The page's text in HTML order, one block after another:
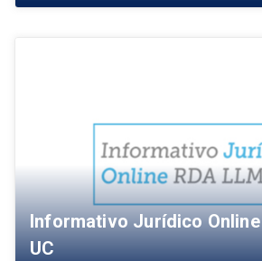
Informativo Jurídico Online
UC